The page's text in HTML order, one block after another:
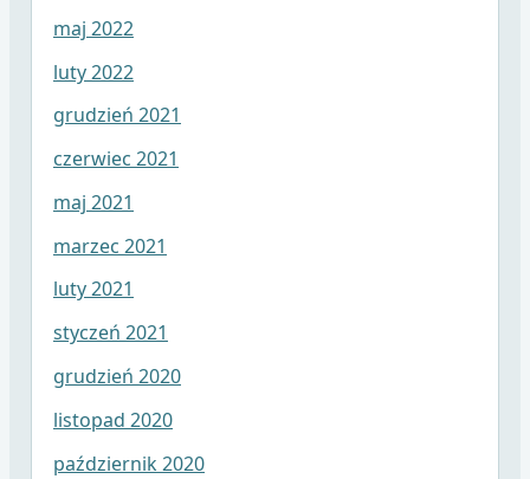
maj 2022
luty 2022
grudzień 2021
czerwiec 2021
maj 2021
marzec 2021
luty 2021
styczeń 2021
grudzień 2020
listopad 2020
październik 2020